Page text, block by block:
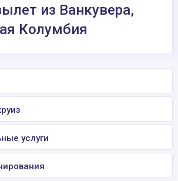
из Ванкувера,
Колумбия
услуги